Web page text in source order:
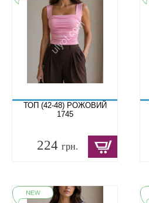
ТОП (42-48) РОЖОВИЙ
1745
224 грн.